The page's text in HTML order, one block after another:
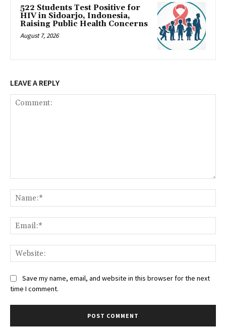
522 Students Test Positive for
HIV in Sidoarjo, Indonesia,
Raising Public Health Concerns
August 7, 2026
LEAVE A REPLY
Save my name, email, and website in this browser for the next
time I comment.